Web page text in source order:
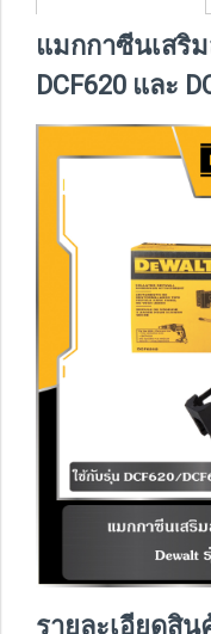
แมกกาซีนเสริ
DCF620 และ
รายละเอียดสิน